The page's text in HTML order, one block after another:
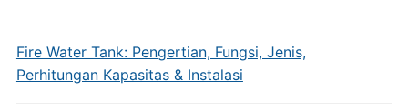
Fire Water Tank: Pengertian, Fungsi, Jenis,
Perhitungan Kapasitas & Instalasi